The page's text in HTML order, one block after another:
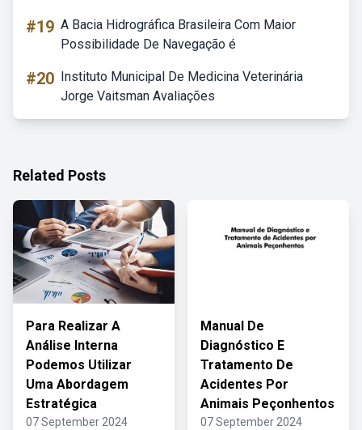
#19 A Bacia Hidrográfica Brasileira Com Maior
Possibilidade De Navegação é
#20 Instituto Municipal De Medicina Veterinária
Jorge Vaitsman Avaliações
Related Posts
Para Realizar A
Análise Interna
Podemos Utilizar
Uma Abordagem
Estratégica
07 September 2024
Manual De
Diagnóstico E
Tratamento De
Acidentes Por
Animais Peçonhentos
07 September 2024